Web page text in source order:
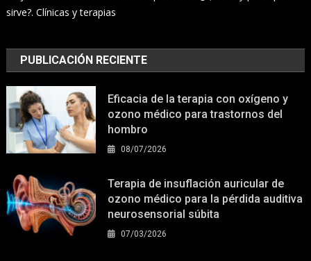
sirve?. Clínicas y terapias
PUBLICACIÓN RECIENTE
Eficacia de la terapia con oxígeno y
ozono médico para trastornos del
hombro
08/07/2026
Terapia de insuflación auricular de
ozono médico para la pérdida auditiva
neurosensorial súbita
07/03/2026